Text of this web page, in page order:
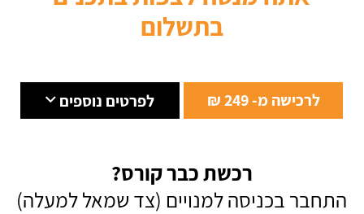
בתשלום
לרכישה מ- 249 ₪ לפרטים נוספים
רכשת כבר קורס?
התחבר בכניסה למנויים (צד שמאל למעלה)